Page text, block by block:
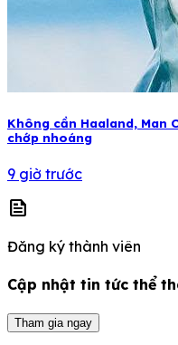
Không cần Haaland, Man
chớp nhoáng
9 giờ trước
news
Đăng ký thành viên
Cập nhật tin tức thể
Tham gia ngay